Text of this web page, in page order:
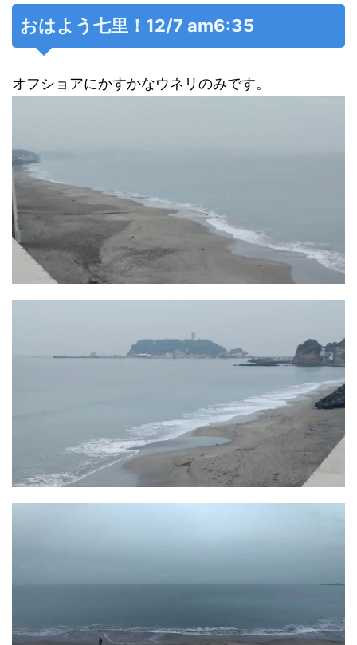
おはよう七里！12/7 am6:35
オフショアにかすかなウネリのみです。